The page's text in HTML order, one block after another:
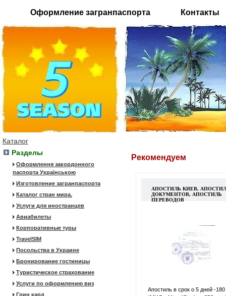
Оформление загранпаспорта Контакты
Каталог
Разделы
Оформлення закордонного
паспорта Українською
Изготовление загранпаспорта
Каталог стран мира.
Услуги для иностранцев
Авиабилеты
Корпоративные туры
TravelSIM
Посольства в Украине
Бронирование гостиницы
Туристическое страхование
Услуги по оформлению виз
Грин кард
Рекомендуем
АПОСТИЛЬ КИЕВ,
ДОКУМЕНТОВ, АПОСТИЛЬ
ПЕРЕВОДОВ
Апостиль в срок о 5 дней -180